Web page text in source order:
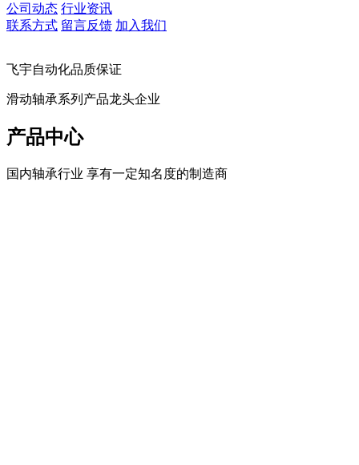
公司动态 行业资讯
联系方式 留言反馈 加入我们
飞宇自动化品质保证
滑动轴承系列产品龙头企业
产品中心
国内轴承行业 享有一定知名度的制造商